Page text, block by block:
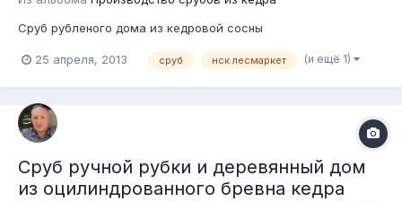
Сруб рубленого дома из кедровой сосны
25 апреля, 2013 сруб нск лесмаркет (и ещё 1)
Сруб ручной рубки и деревянный дом
из оцилиндрованного бревна кедра